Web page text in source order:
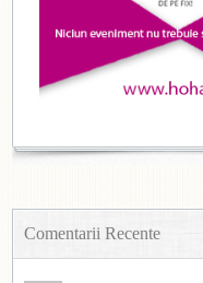
Comentarii Recente